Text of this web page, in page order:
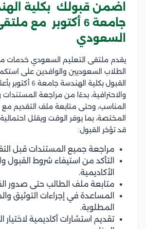
اضمن قبولك بكلية
جامعة 6 أكتوبر مع
السعودي
يقدم ملتقى التعليم السعودي خدمات
الطلاب السعوديين والوافدين على
القبول بكلية
والاحترافية، بدءًا من مراجعة المستندات
المناسب، وحتى متابعة ملف التقديم مع
المختصة، بما يوفر الوقت ويقلل
قد تؤخر القبول:
مراجعة جميع المستندات قبل
التأكد من استيفاء شروط القبول
الأكاديمية.
متابعة ملف الطالب حتى صدور
المساعدة في إجراءات التوثيق
المطلوبة.
تقديم استشارات أكاديمية